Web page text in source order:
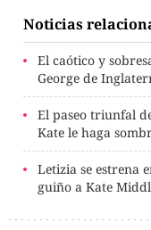
Noticias
El caótico y
George de
El paseo triunfal
Kate le haga
Letizia se estrena
guiño a Kate